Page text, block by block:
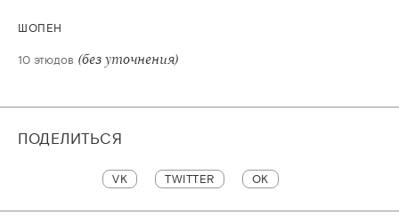
ШОПЕН
10 этюдов (без уточнения)
ПОДЕЛИТЬСЯ
VK TWITTER OK